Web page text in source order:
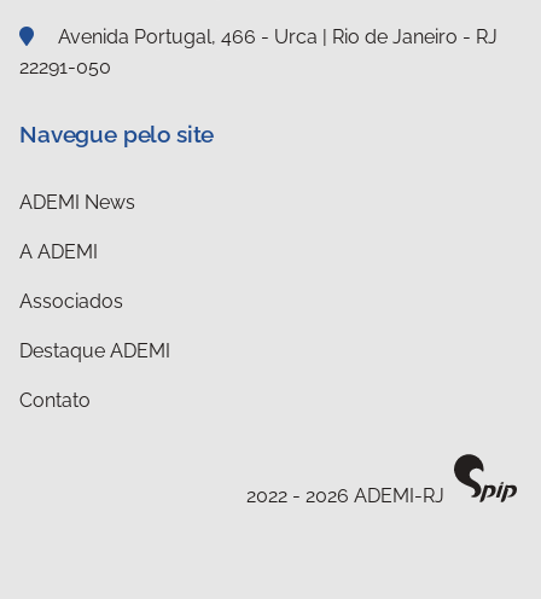
Avenida Portugal, 466 - Urca | Rio de Janeiro - RJ
22291-050
Navegue pelo site
ADEMI News
A ADEMI
Associados
Destaque ADEMI
Contato
2022 - 2026 ADEMI-RJ